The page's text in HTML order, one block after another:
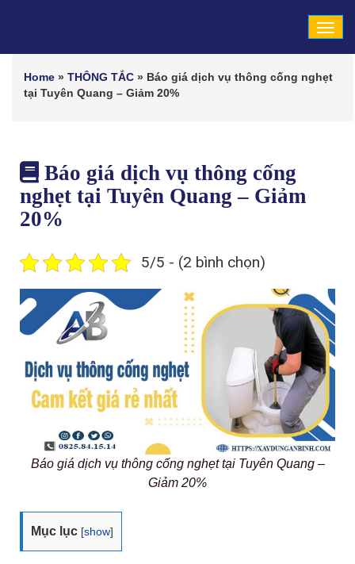
Home » THÔNG TẮC » Báo giá dịch vụ thông cống nghẹt
tại Tuyên Quang – Giảm 20%
Báo giá dịch vụ thông cống
nghẹt tại Tuyên Quang – Giảm
20%
5/5 - (2 bình chọn)
Báo giá dịch vụ thông cống nghẹt tại Tuyên Quang –
Giảm 20%
Mục lục [show]